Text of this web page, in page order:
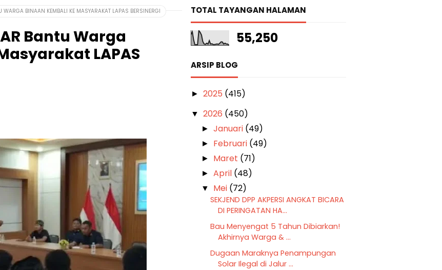
BINAAN KEMBALI KE MASYARAKAT LAPAS BERSINERGI
Bantu Warga
LAPAS
TOTAL TAYANGAN HALAMAN
55,250
ARSIP BLOG
►2025 (415)
▼2026 (450)
► Januari (49)
► Februari (49)
► Maret (71)
► April (48)
▼ Mei (72)
SEKJEND DPP AKPERSI ANGKAT BICARA
DI PERINGATAN HA...
Bau Menyengat 5 Tahun Dibiarkan!
Akhirnya Warga & ...
Dugaan Maraknya Penampungan
Solar Ilegal di Jalur ...